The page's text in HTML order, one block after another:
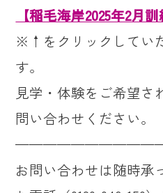
【稲毛海岸2025年2月
※↑をクリックしてい
す。
見学・体験をご希望さ
問い合わせください。
お問い合わせは随時承